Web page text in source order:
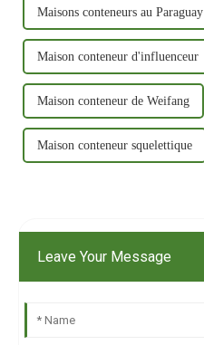
Maisons conteneurs au Paraguay
Maison conteneur d'influenceur
Maison conteneur de Weifang
Maison conteneur squelettique
Leave Your Message